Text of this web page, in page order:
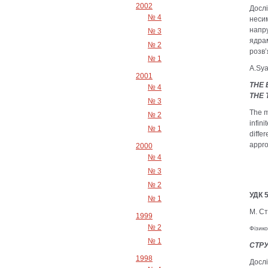
2002
№ 4
№ 3
№ 2
№ 1
2001
№ 4
№ 3
№ 2
№ 1
2000
№ 4
№ 3
№ 2
№ 1
1999
№ 2
№ 1
1998
THE
THE
The
УДК
М.